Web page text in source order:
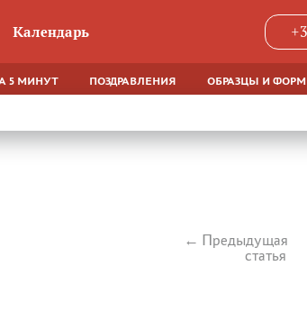
Календарь
5 МИНУТ ПОЗДРАВЛЕНИЯ ОБРАЗЦЫ И
Предыдущая
статья